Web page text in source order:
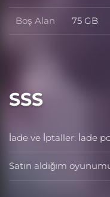
Boş Alan Boş Alan
75 GB
SSS
İade ve İptaller: İade
Satın aldığım